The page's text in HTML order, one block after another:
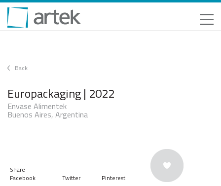
Back
Europackaging | 2022
Envase Alimentek
Buenos Aires, Argentina
Share
Facebook
Twitter Pinterest